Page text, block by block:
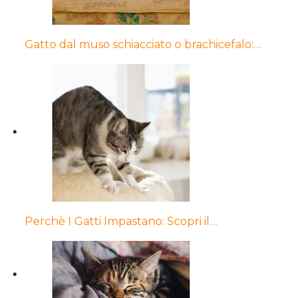
Gatto dal muso schiacciato o brachicefalo:…
Perchè I Gatti Impastano: Scopri il…